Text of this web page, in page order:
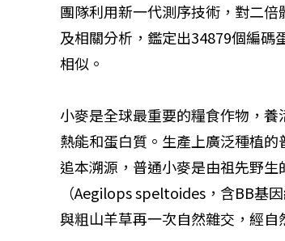
團隊利用新一代測序技術，對二
及相關分析，鑑定出34879個編碼
相似。
小麥是全球最重要的糧食作物，
熱能和蛋白質。生產上廣泛種植
追本溯源，普通小麥是由祖先野
（Aegilops speltoides，含BB基
與粗山羊草再一次自然雜交，經